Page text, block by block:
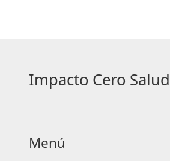
Impacto Cero Salud
Menú